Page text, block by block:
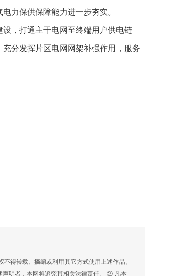
力保供保障能力进一步夯实。
，打通主干电网至终端用户供电链
分发挥片区电网网架补强作用，服务
得转载、摘编或利用其它方式使用上述作品。
声明者，本网将追究其相关法律责任。 ② 凡本